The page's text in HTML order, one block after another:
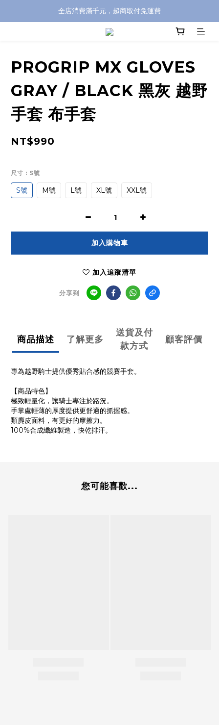
全店消費滿千元，超商取付免運費
全店消費滿千元，超商取付免運費
註冊即贈100元購物金，完整註冊加碼50元購物點數➟➟➟
PROGRIP MX GLOVES
GRAY / BLACK 黑灰 越野
手套 布手套
NT$990
尺寸 : S號
S號 M號 L號 XL號 XXL號
加入購物車
加入追蹤清單
分享到
商品描述 了解更多
送貨及付
款方式
顧客評價
專為越野騎士提供優秀貼合感的競賽手套。
【商品特色】
極致輕量化，讓騎士專注於路況。
手掌處輕薄的厚度提供更舒適的抓握感。
類麂皮面料，有更好的摩擦力。
100%合成纖維製造，快乾排汗。
您可能喜歡...